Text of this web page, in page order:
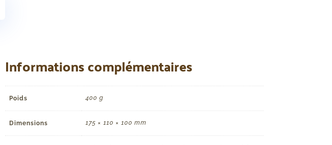
Informations complémentaires
Poids 400 g
Dimensions 175 × 110 × 100 mm